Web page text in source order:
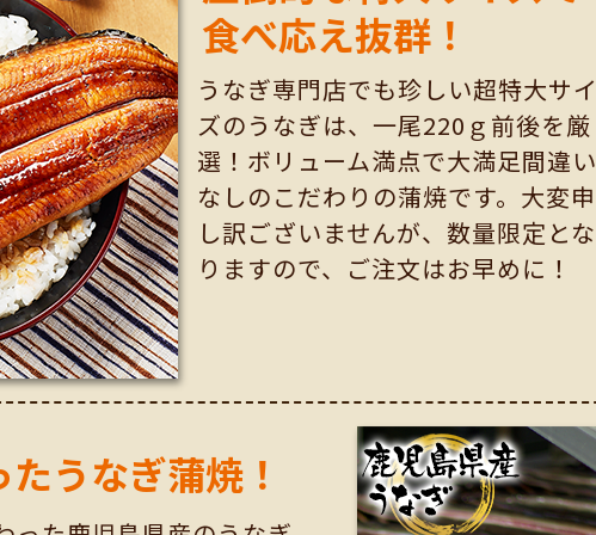
食べ応え抜群！
うなぎ専門店でも珍しい超特大サイ
ズのうなぎは、一尾220ｇ前後を厳
選！ボリューム満点で大満足間違い
なしのこだわりの蒲焼です。大変申
し訳ございませんが、数量限定とな
りますので、ご注文はお早めに！
うなぎ蒲焼！